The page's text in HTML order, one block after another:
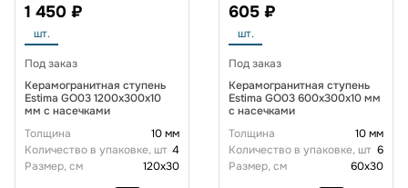
1 450 ₽
шт.
Под заказ
Керамогранитная ступень
Estima GO03 1200x300x10
мм с насечками
Толщина
10 мм
Количество в упаковке, шт 4
Размер, см
120x30
605 ₽
шт.
Под заказ
Керамогранитная ступень
Estima GO03 600x300x10 мм
с насечками
Толщина
10 мм
Количество в упаковке, шт 6
Размер, см
60x30